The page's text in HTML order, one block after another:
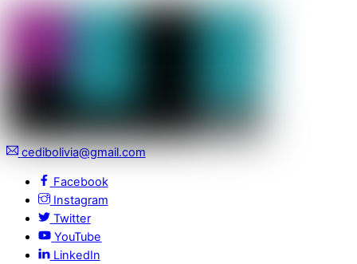
cedibolivia@gmail.com
Facebook
Instagram
Twitter
YouTube
LinkedIn